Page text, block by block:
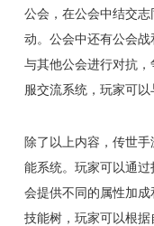
公会，在公会中结交
动。公会中还有公会
与其他公会进行对抗
服交流系统，玩家可以
除了以上内容，传世
能系统。玩家可以通
会提供不同的属性加
技能树，玩家可以根